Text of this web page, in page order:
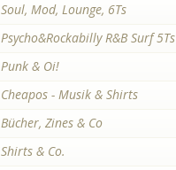
Soul, Mod, Lounge, 6Ts
Psycho&Rockabilly R&B Surf 5Ts
Punk & Oi!
Cheapos - Musik & Shirts
Bücher, Zines & Co
Shirts & Co.